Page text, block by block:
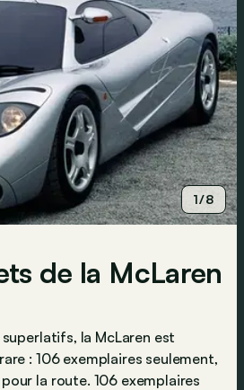
1/8
de la McLaren
la McLaren est
: 106 exemplaires seulement,
la route. 106 exemplaires